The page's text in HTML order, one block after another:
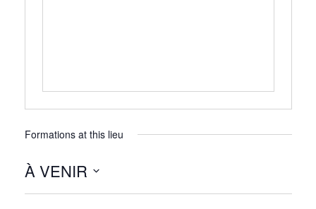
Formations at this lieu
À VENIR